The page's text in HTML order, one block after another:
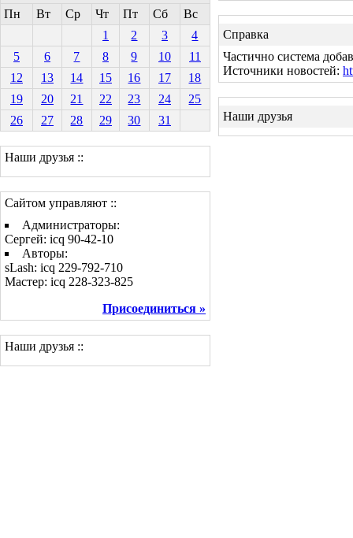
Пн
Вт Ср Чт Пт Сб
Вс
1
2 3
4
5
6 7 8 9 10
11
12
13 14 15 16 17
18
19
20 21 22 23 24
25
26
27 28 29 30 31
Наши друзья ::
Сайтом управляют ::
Администраторы:
Сергей: icq 90-42-10
Авторы:
sLash: icq 229-792-710
Мастер: icq 228-323-825
Присоединиться »
Наши друзья ::
Справка
Частично система
Источники новостей:
Наши друзья